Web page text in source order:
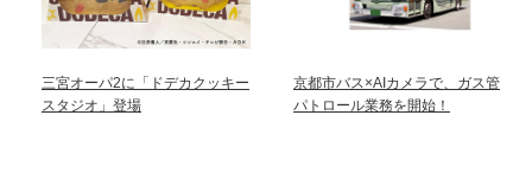
三宮オーパ2に「ドデカクッキー
スタジオ」登場
京都市バス×AIカメラで、ガス管
パトロール業務を開始！